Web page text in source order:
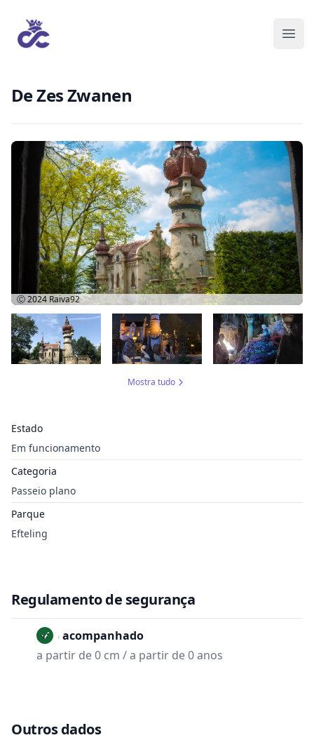
De Zes Zwanen
Estado
Em funcionamento
Categoria
Passeio plano
Parque
Efteling
Ⓒ 2024 Raiva92
Mostra tudo
Regulamento de segurança
Não acompanhado
a partir de 0 cm / a partir de 0 anos
Outros dados